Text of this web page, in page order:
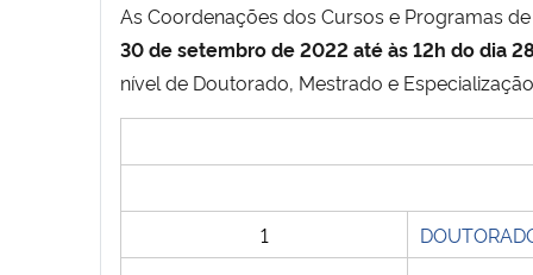
As Coordenações dos Cursos e Programas
30 de setembro de 2022 até às 12h do dia
nível de Doutorado, Mestrado e
1